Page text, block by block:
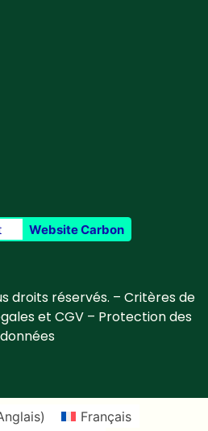
Website Carbon
droits réservés. – Critères de
et CGV– Protection des
données
) Français